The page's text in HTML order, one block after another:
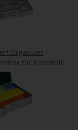
Organizer
für Kleinteile